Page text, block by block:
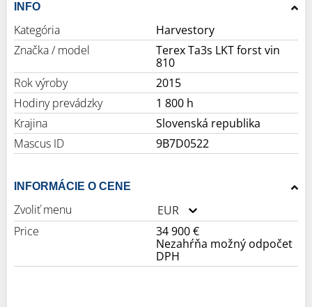
INFO
Kategória
Harvestory
Značka / model
Terex Ta3s LKT forst vin
810
Rok výroby
2015
Hodiny prevádzky
1 800 h
Krajina
Slovenská republika
Mascus ID
9B7D0522
INFORMÁCIE O CENE
Zvoliť menu
EUR
Price
34 900 €
Nezahŕňa možný odpočet
DPH